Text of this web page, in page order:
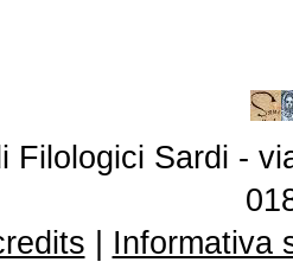
Filologici Sardi -
Informativa